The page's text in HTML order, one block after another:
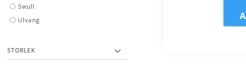
Swull
Ulvang
STORLEK